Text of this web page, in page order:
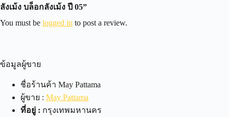
ลังเม้ง บล็อกลังเม้ง ปี 05”
You must be logged in to post a review.
ข้อมูลผู้ขาย
ชื่อร้านค้า May Pattama
ผู้ขาย : May Pattama
ที่อยู่ : กรุงเทพมหานคร